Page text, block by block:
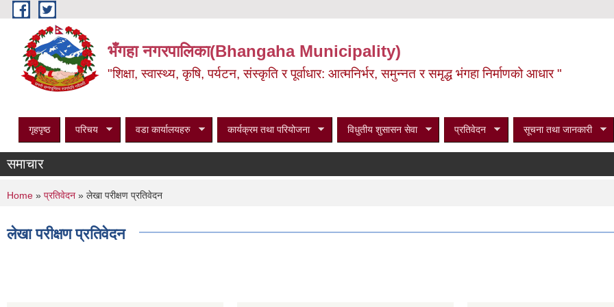
Skip to main content
भँगहा नगरपालिका(Bhangaha Municipality)
"शिक्षा, स्वास्थ्य, कृषि, पर्यटन, संस्कृति र पूर्वाधार: आत्मनिर्भर, समुन्नत र समृद्ध भंगहा निर्माणको आधार "
गृहपृष्ठ परिचय वडा कार्यालयहरु कार्यक्रम तथा परियोजना विधुतीय शुसासन सेवा प्रतिवेदन सूचना तथा जानकारी
समाचार
You are here
Home » प्रतिवेदन » लेखा परीक्षण प्रतिवेदन
लेखा परीक्षण प्रतिवेदन